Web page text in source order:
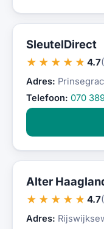
SleutelDirect
★★★★★ 4.7
Adres:
Telefoon: 070
Alter
★★★★★ 4.7
Adres: